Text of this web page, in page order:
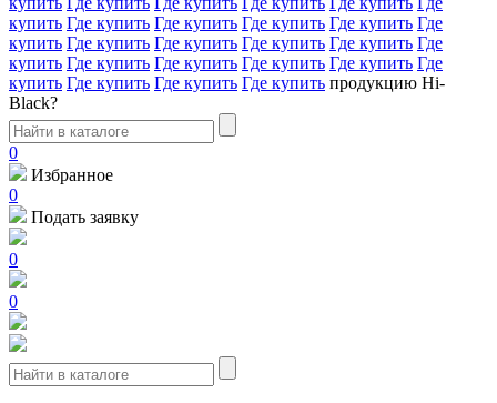
купить Где купить Где купить Где купить Где купить Где
купить Где купить Где купить Где купить Где купить Где
купить Где купить Где купить Где купить Где купить Где
купить Где купить Где купить Где купить продукцию Hi-
Black?
0
Избранное
0
Подать заявку
0
0